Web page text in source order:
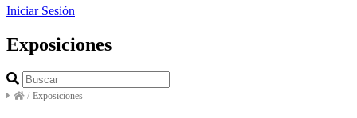
Iniciar Sesión
Exposiciones
/ Exposiciones